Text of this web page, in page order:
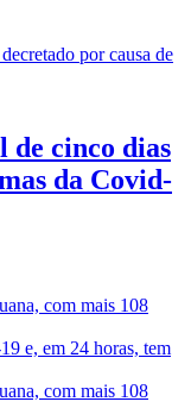
de cinco dias
da Covid-